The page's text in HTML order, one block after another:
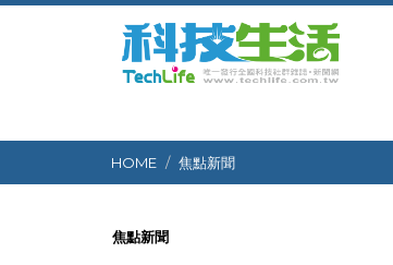
HOME 焦點新聞
焦點新聞